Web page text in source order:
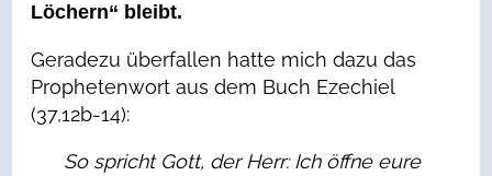
Löchern“ bleibt.
Geradezu überfallen hatte mich dazu das
Prophetenwort aus dem Buch Ezechiel
(37,12b-14):
So spricht Gott, der Herr:Ich öffne eure